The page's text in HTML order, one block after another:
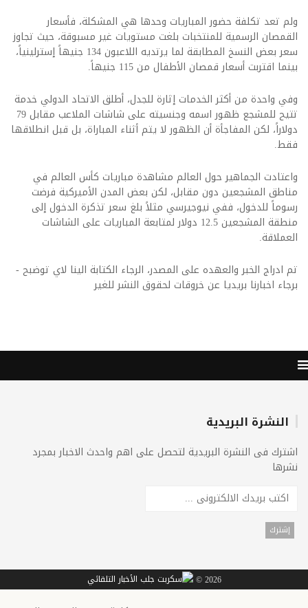
ولم تعد تكلفة حضور المباريات وحدها هي المشكلة، فأسعار
القمصان الرسمية للمنتخبات بلغت مستويات غير مسبوقة، حيث تجاوز
سعر بعض النسخ المطابقة لما يرتديه اللاعبون 134 جنيهاً إسترلينياً،
بينما اقتربت أسعار قمصان الأطفال من 115 جنيهاً.
وفي واحدة من أكثر الخدمات إثارة للجدل، أطلق الاتحاد الدولي خدمة
تتيح للمشجع ظهور اسمه وجنسيته على شاشات الملاعب مقابل 79
دولاراً، لكن المفاجأة أن الظهور لا يتم أثناء المباراة، بل قبل انطلاقها
فقط.
واعتادت الجماهير حول العالم مشاهدة مباريات كأس العالم في
مناطق المشجعين دون مقابل، لكن بعض المدن الأميركية فرضت
رسوماً للدخول، ففي نيوجيرسي مثلاً بلغ سعر تذكرة الدخول إلى
منطقة المشجعين 12.5 دولار لمتابعة المباريات على الشاشات
العملاقة.
تم ادراج الخبر والعهده على المصدر، الرجاء الكتابة الينا لاي توضبح -
برجاء اخبارنا بريديا عن خروقات لحقوق النشر للغير
النشرة البريدية
اشترك فى النشرة البريدية لتحصل على اهم واحدث الاخبار بمجرد
نشرها
2026 ©